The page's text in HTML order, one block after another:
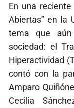
En una
Abiertas” en la
tema que aún
sociedad: el
Hiperactividad
contó con la
Amparo
Cecilia